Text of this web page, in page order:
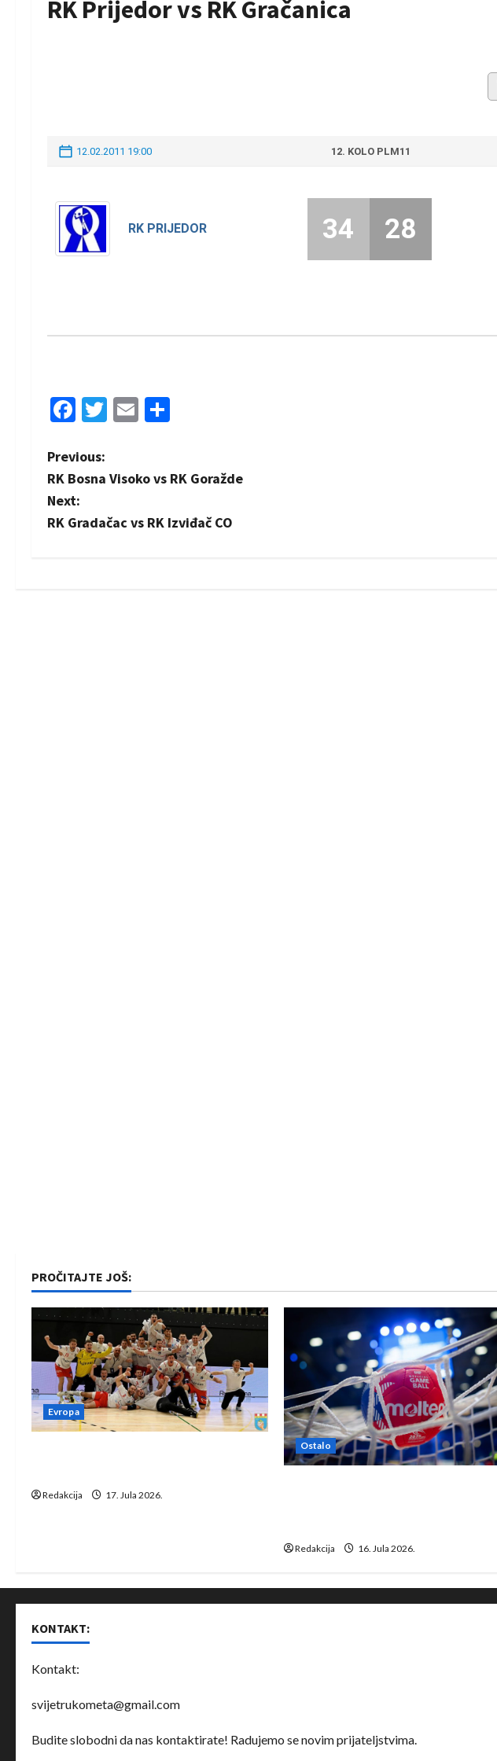
RK Prijedor vs RK Gračanica
12.02.2011 19:00 12. KOLO PLM11
RK PRIJEDOR 34 28
Facebook
Twitter
Email
P
o
s
Previous:
RK Bosna Visoko vs RK Goražde
Next:
RK Gradačac vs RK Izviđač CO
PROČITAJTE JOŠ:
Evropa
Redakcija 17. Jula 2026.
Ostalo
Redakcija 16. Jula 2026.
KONTAKT:
Kontakt:
svijetrukometa@gmail.com
Budite slobodni da nas kontaktirate! Radujemo se novim prijateljstvima.